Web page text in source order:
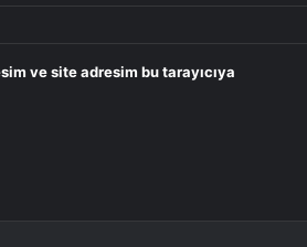
ve site adresim bu tarayıcıya